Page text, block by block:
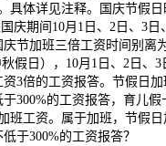
具体详见注释。国庆节假日
庆期间10月1日、2日、3
庆节加班三倍工资时间别离
假日），10月1日、2日、
3倍的工资报答。节假日
300%的工资报答，育儿
班工资。属于加班，节假
于300%的工资报答？